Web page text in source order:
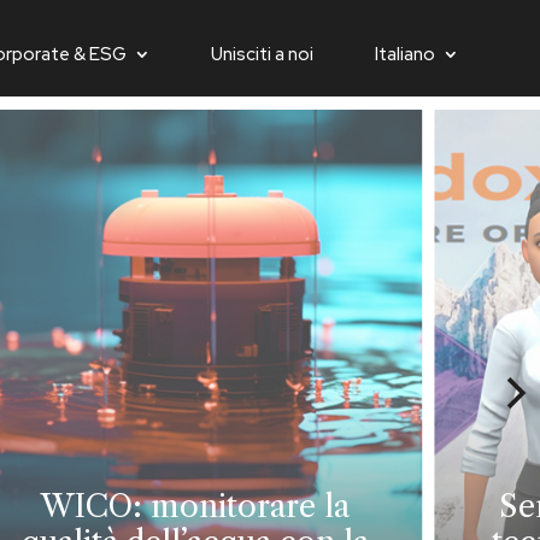
& ESG Unisciti a noi Italiano
WICO: monitorare la